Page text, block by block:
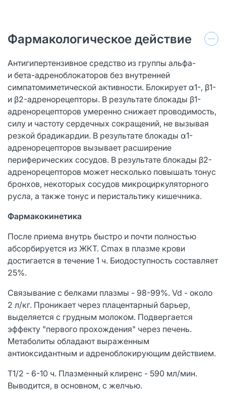
Фармакологическое действие
Антигипертензивное средство из группы альфа-
и бета-адреноблокаторов без внутренней
симпатомиметической активности. Блокирует α1-, β1-
и β2-адренорецепторы. В результате блокады β1-
адренорецепторов умеренно снижает проводимость,
силу и частоту сердечных сокращений, не вызывая
резкой брадикардии. В результате блокады α1-
адренорецепторов вызывает расширение
периферических сосудов. В результате блокады β2-
адренорецепторов может несколько повышать тонус
бронхов, некоторых сосудов микроциркуляторного
русла, а также тонус и перистальтику кишечника.
Фармакокинетика
После приема внутрь быстро и почти полностью
абсорбируется из ЖКТ. Cmax в плазме крови
достигается в течение 1 ч. Биодоступность составляет
25%.
Связывание с белками плазмы - 98-99%. Vd - около
2 л/кг. Проникает через плацентарный барьер,
выделяется с грудным молоком. Подвергается
эффекту "первого прохождения" через печень.
Метаболиты обладают выраженным
антиоксидантным и адреноблокирующим действием.
T1/2 - 6-10 ч. Плазменный клиренс - 590 мл/мин.
Выводится, в основном, с желчью.